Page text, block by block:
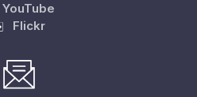
YouTube
Flickr